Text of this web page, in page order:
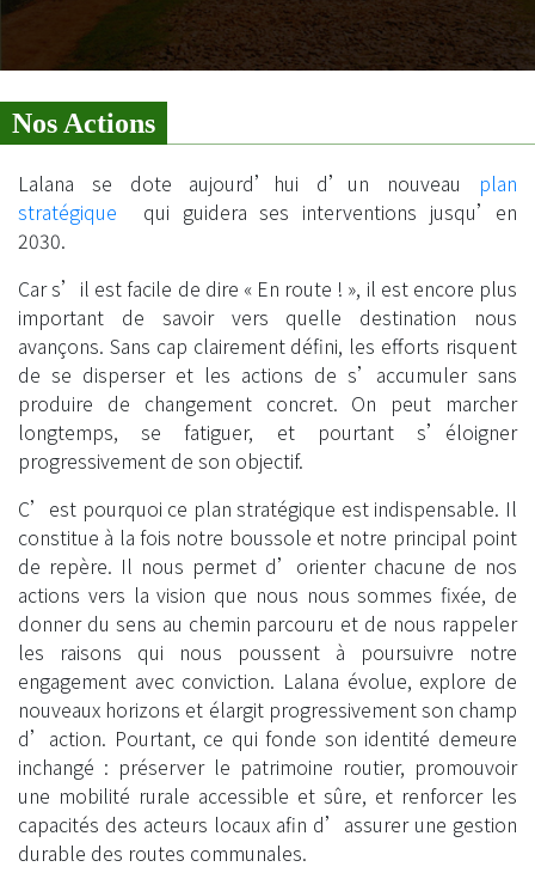
Nos Actions
Lalana se dote aujourd’hui d’un nouveau plan
stratégique qui guidera ses interventions jusqu’en
2030.
Car s’il est facile de dire « En route ! », il est encore plus
important de savoir vers quelle destination nous
avançons. Sans cap clairement défini, les efforts risquent
de se disperser et les actions de s’accumuler sans
produire de changement concret. On peut marcher
longtemps, se fatiguer, et pourtant s’éloigner
progressivement de son objectif.
C’est pourquoi ce plan stratégique est indispensable. Il
constitue à la fois notre boussole et notre principal point
de repère. Il nous permet d’orienter chacune de nos
actions vers la vision que nous nous sommes fixée, de
donner du sens au chemin parcouru et de nous rappeler
les raisons qui nous poussent à poursuivre notre
engagement avec conviction. Lalana évolue, explore de
nouveaux horizons et élargit progressivement son champ
d’action. Pourtant, ce qui fonde son identité demeure
inchangé : préserver le patrimoine routier, promouvoir
une mobilité rurale accessible et sûre, et renforcer les
capacités des acteurs locaux afin d’assurer une gestion
durable des routes communales.